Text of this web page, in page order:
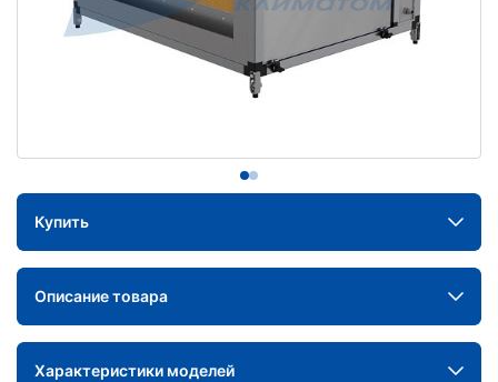
Купить
Описание товара
Характеристики моделей